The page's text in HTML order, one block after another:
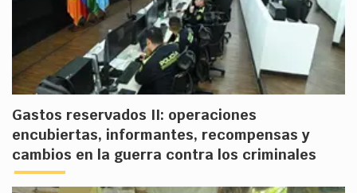
Gastos reservados II: operaciones
encubiertas, informantes, recompensas y
cambios en la guerra contra los criminales